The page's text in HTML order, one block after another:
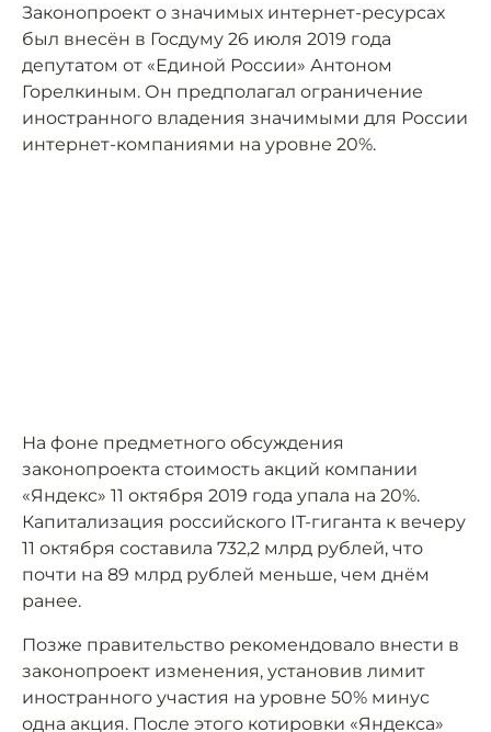
Законопроект о значимых интернет-ресурсах
был внесён в Госдуму 26 июля 2019 года
депутатом от «Единой России» Антоном
Горелкиным. Он предполагал ограничение
иностранного владения значимыми для России
интернет-компаниями на уровне 20%.
На фоне предметного обсуждения
законопроекта стоимость акций компании
«Яндекс» 11 октября 2019 года упала на 20%.
Капитализация российского IT-гиганта к вечеру
11 октября составила 732,2 млрд рублей, что
почти на 89 млрд рублей меньше, чем днём
ранее.
Позже правительство рекомендовало внести в
законопроект изменения, установив лимит
иностранного участия на уровне 50% минус
одна акция. После этого котировки «Яндекса»